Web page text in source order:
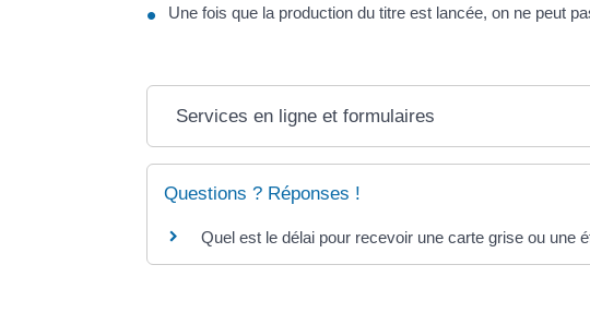
Une fois que la production du titre est lancée, on ne peut
Services en ligne et formulaires
Questions ? Réponses !
Quel est le délai pour recevoir une carte grise ou une